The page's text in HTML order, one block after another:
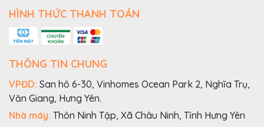
HÌNH THỨC THANH TOÁN
THÔNG TIN CHUNG
VPĐD: San hô 6-30, Vinhomes Ocean Park 2, Nghĩa Trụ,
Văn Giang, Hưng Yên.
Nhà máy: Thôn Ninh Tập, Xã Châu Ninh, Tỉnh Hưng Yên